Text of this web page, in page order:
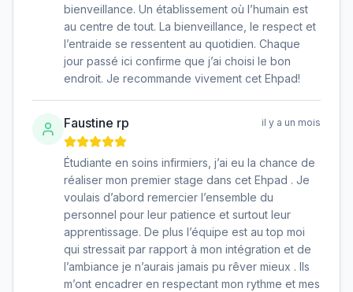
bienveillance. Un établissement où l’humain est
au centre de tout. La bienveillance, le respect et
l’entraide se ressentent au quotidien. Chaque
jour passé ici confirme que j’ai choisi le bon
endroit. Je recommande vivement cet Ehpad!
Faustine rp il y a un mois
Étudiante en soins infirmiers, j’ai eu la chance de
réaliser mon premier stage dans cet Ehpad . Je
voulais d’abord remercier l’ensemble du
personnel pour leur patience et surtout leur
apprentissage. De plus l’équipe est au top moi
qui stressait par rapport à mon intégration et de
l’ambiance je n’aurais jamais pu rêver mieux . Ils
m’ont encadrer en respectant mon rythme et mes